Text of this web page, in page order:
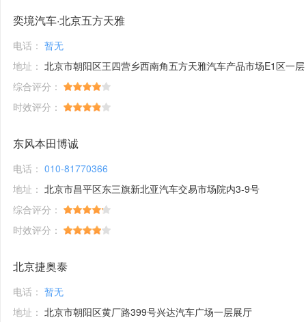
奕境汽车·北京五方天雅
电话： 暂无
地址： 北京市朝阳区王四营乡西南角五方天雅汽车产品市场E1区一层
综合评分：
时效评分：
东风本田博诚
电话： 010-81770366
地址： 北京市昌平区东三旗新北亚汽车交易市场院内3-9号
综合评分：
时效评分：
北京捷奥泰
电话： 暂无
地址： 北京市朝阳区黄厂路399号兴达汽车广场一层展厅